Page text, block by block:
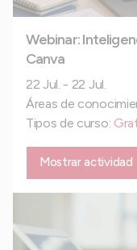
Webinar:
Canva
22 Jul. - 22 Jul.
Áreas de
Tipos de curso:
Mostrar actividad